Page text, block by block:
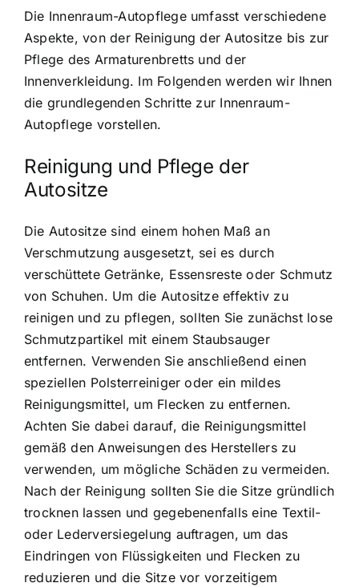
Die Innenraum-Autopflege umfasst verschiedene
Aspekte, von der Reinigung der Autositze bis zur
Pflege des Armaturenbretts und der
Innenverkleidung. Im Folgenden werden wir Ihnen
die grundlegenden Schritte zur Innenraum-
Autopflege vorstellen.
Reinigung und Pflege der
Autositze
Die Autositze sind einem hohen Maß an
Verschmutzung ausgesetzt, sei es durch
verschüttete Getränke, Essensreste oder Schmutz
von Schuhen. Um die Autositze effektiv zu
reinigen und zu pflegen, sollten Sie zunächst lose
Schmutzpartikel mit einem Staubsauger
entfernen. Verwenden Sie anschließend einen
speziellen Polsterreiniger oder ein mildes
Reinigungsmittel, um Flecken zu entfernen.
Achten Sie dabei darauf, die Reinigungsmittel
gemäß den Anweisungen des Herstellers zu
verwenden, um mögliche Schäden zu vermeiden.
Nach der Reinigung sollten Sie die Sitze gründlich
trocknen lassen und gegebenenfalls eine Textil-
oder Lederversiegelung auftragen, um das
Eindringen von Flüssigkeiten und Flecken zu
reduzieren und die Sitze vor vorzeitigem